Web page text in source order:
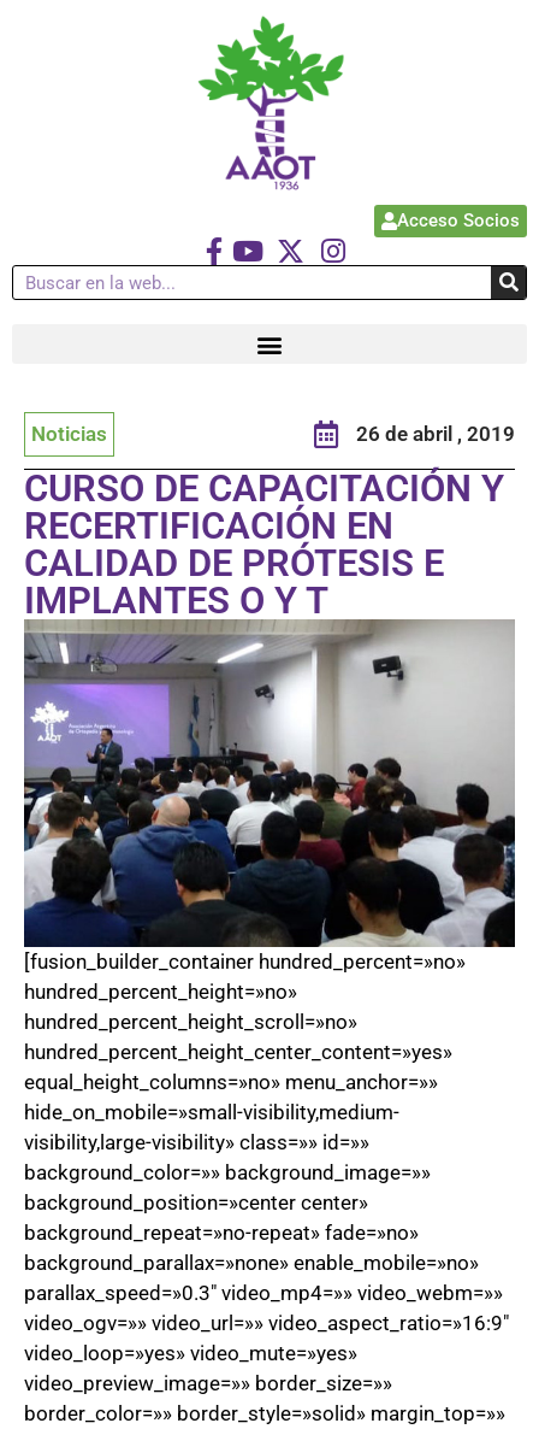
Acceso Socios
Noticias 26 de abril , 2019
CURSO DE CAPACITACIÓN Y
RECERTIFICACIÓN EN
CALIDAD DE PRÓTESIS E
IMPLANTES O Y T
[fusion_builder_container hundred_percent=»no»
hundred_percent_height=»no»
hundred_percent_height_scroll=»no»
hundred_percent_height_center_content=»yes»
equal_height_columns=»no» menu_anchor=»»
hide_on_mobile=»small-visibility,medium-
visibility,large-visibility» class=»» id=»»
background_color=»» background_image=»»
background_position=»center center»
background_repeat=»no-repeat» fade=»no»
background_parallax=»none» enable_mobile=»no»
parallax_speed=»0.3″ video_mp4=»» video_webm=»»
video_ogv=»» video_url=»» video_aspect_ratio=»16:9″
video_loop=»yes» video_mute=»yes»
video_preview_image=»» border_size=»»
border_color=»» border_style=»solid» margin_top=»»